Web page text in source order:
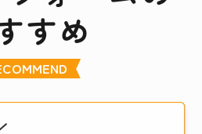
すめ